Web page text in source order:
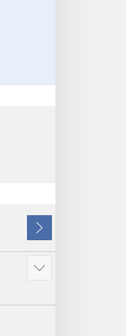
Onọ
O
KẹleShow